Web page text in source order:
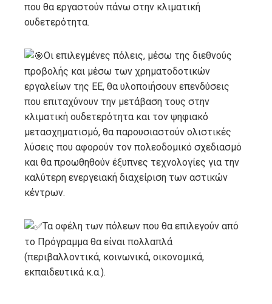
που θα εργαστούν πάνω στην κλιματική
ουδετερότητα.
Οι επιλεγμένες πόλεις, μέσω της διεθνούς
προβολής και μέσω των χρηματοδοτικών
εργαλείων της ΕΕ, θα υλοποιήσουν επενδύσεις
που επιταχύνουν την μετάβαση τους στην
κλιματική ουδετερότητα και τον ψηφιακό
μετασχηματισμό, θα παρουσιαστούν ολιστικές
λύσεις που αφορούν τον πολεοδομικό σχεδιασμό
και θα προωθηθούν έξυπνες τεχνολογίες για την
καλύτερη ενεργειακή διαχείριση των αστικών
κέντρων.
Τα οφέλη των πόλεων που θα επιλεγούν από
το Πρόγραμμα θα είναι πολλαπλά
(περιβαλλοντικά, κοινωνικά, οικονομικά,
εκπαιδευτικά κ.α.).